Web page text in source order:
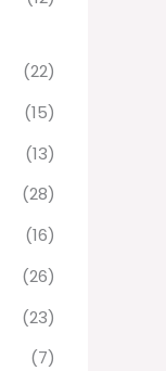
(22)
(15)
(13)
(28)
(16)
(26)
(23)
(7)